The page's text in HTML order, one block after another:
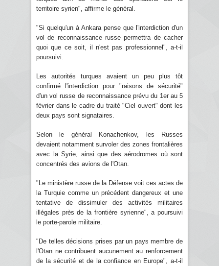
territoire syrien", affirme le général.
"Si quelqu'un à Ankara pense que l'interdiction d'un
vol de reconnaissance russe permettra de cacher
quoi que ce soit, il n'est pas professionnel", a-t-il
poursuivi.
Les autorités turques avaient un peu plus tôt
confirmé l'interdiction pour "raisons de sécurité"
d'un vol russe de reconnaissance prévu du 1er au 5
février dans le cadre du traité "Ciel ouvert" dont les
deux pays sont signataires.
Selon le général Konachenkov, les Russes
devaient notamment survoler des zones frontalières
avec la Syrie, ainsi que des aérodromes où sont
concentrés des avions de l'Otan.
"Le ministère russe de la Défense voit ces actes de
la Turquie comme un précédent dangereux et une
tentative de dissimuler des activités militaires
illégales près de la frontière syrienne", a poursuivi
le porte-parole militaire.
"De telles décisions prises par un pays membre de
l'Otan ne contribuent aucunement au renforcement
de la sécurité et de la confiance en Europe", a-t-il